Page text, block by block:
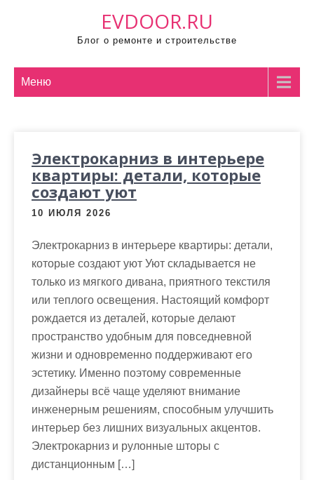
EVDOOR.RU
Блог о ремонте и строительстве
Меню
Электрокарниз в интерьере
квартиры: детали, которые
создают уют
10 ИЮЛЯ 2026
Электрокарниз в интерьере квартиры: детали,
которые создают уют Уют складывается не
только из мягкого дивана, приятного текстиля
или теплого освещения. Настоящий комфорт
рождается из деталей, которые делают
пространство удобным для повседневной
жизни и одновременно поддерживают его
эстетику. Именно поэтому современные
дизайнеры всё чаще уделяют внимание
инженерным решениям, способным улучшить
интерьер без лишних визуальных акцентов.
Электрокарниз и рулонные шторы с
дистанционным […]